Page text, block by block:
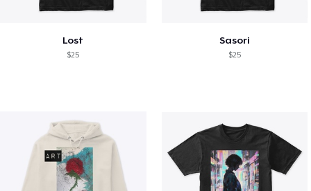
Lost
$25
Sasori
$25